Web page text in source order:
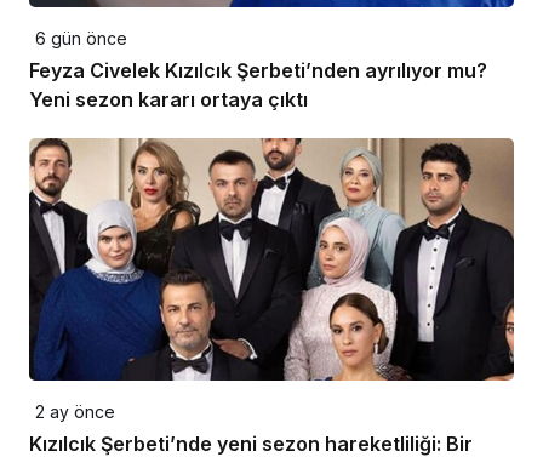
6 gün önce
Feyza Civelek Kızılcık Şerbeti’nden ayrılıyor mu?
Yeni sezon kararı ortaya çıktı
2 ay önce
Kızılcık Şerbeti’nde yeni sezon hareketliliği: Bir